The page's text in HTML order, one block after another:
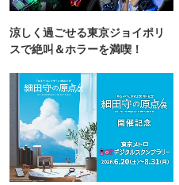
涼しく過ごせる東京ジョイポリ
スで絶叫＆ホラーを満喫！